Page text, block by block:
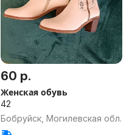
60 р.
Женская обувь
42
Бобруйск, Могилевская обл.